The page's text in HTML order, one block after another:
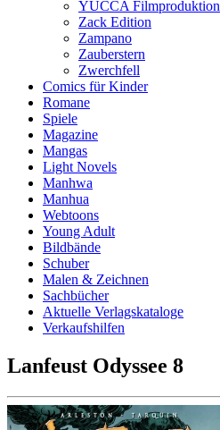
YUCCA Filmproduktion
Zack Edition
Zampano
Zauberstern
Zwerchfell
Comics für Kinder
Romane
Spiele
Magazine
Mangas
Light Novels
Manhwa
Manhua
Webtoons
Young Adult
Bildbände
Schuber
Malen & Zeichnen
Sachbücher
Aktuelle Verlagskataloge
Verkaufshilfen
Lanfeust Odyssee 8